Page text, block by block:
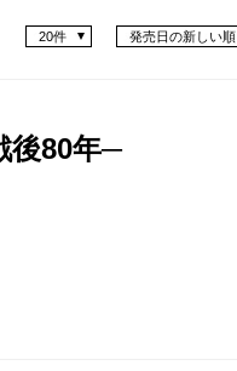
発売日の新しい順
20件
後80年─